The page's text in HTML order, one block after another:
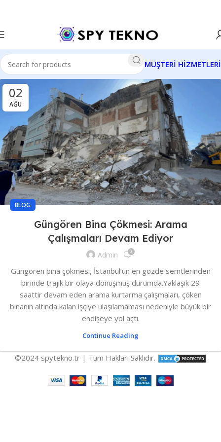
MÜŞTERİ HİZMETLERİ
02
AĞU
BLOG
Güngören Bina Çökmesi: Arama
Çalışmaları Devam Ediyor
Admin 0
Güngören bina çökmesi, İstanbul’un en gözde semtlerinden
birinde trajik bir olaya dönüşmüş durumda.Yaklaşık 29
saattir devam eden arama kurtarma çalışmaları, çöken
binanın altında kalan işçiye ulaşılamaması nedeniyle büyük bir
endişeye yol açtı.
Continue Reading
©2024 spytekno.tr | Tüm Hakları Saklıdır.